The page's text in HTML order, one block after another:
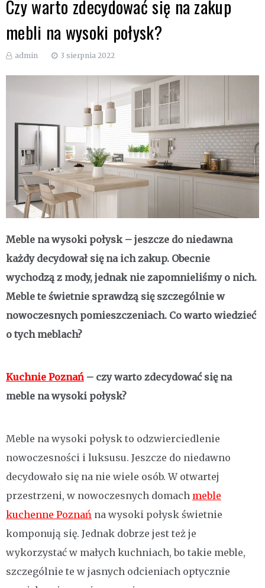
Czy warto zdecydować się na zakup
mebli na wysoki połysk?
admin 3 sierpnia 2022
Meble na wysoki połysk – jeszcze do niedawna
każdy decydował się na ich zakup. Obecnie
wychodzą z mody, jednak nie zapomnieliśmy o nich.
Meble te świetnie sprawdzą się szczególnie w
nowoczesnych pomieszczeniach. Co warto wiedzieć
o tych meblach?
Kuchnie Poznań – czy warto zdecydować się na
meble na wysoki połysk?
Meble na wysoki połysk to odzwierciedlenie
nowoczesności i luksusu. Jeszcze do niedawno
decydowało się na nie wiele osób. W otwartej
przestrzeni, w nowoczesnych domach meble
kuchenne Poznań na wysoki połysk świetnie
komponują się. Jednak dobrze jest też je
wykorzystać w małych kuchniach, bo takie meble,
szczególnie te w jasnych odcieniach optycznie